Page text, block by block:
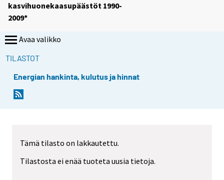
kasvihuonekaasupäästöt 1990-
2009*
Avaa valikko
TILASTOT
Energian hankinta, kulutus ja hinnat
Tämä tilasto on lakkautettu.
Tilastosta ei enää tuoteta uusia tietoja.